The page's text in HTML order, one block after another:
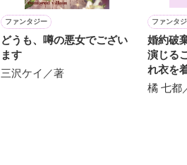
身勝手な彼を前に、
涙が零れそうになった瞬間ーー
｜
｡ﾟ
ファンタジー
どうも、噂の悪女でござい
ます
三沢ケイ／著
ファンタ
婚約破
演じる
れ衣を
が、す
橘 七都